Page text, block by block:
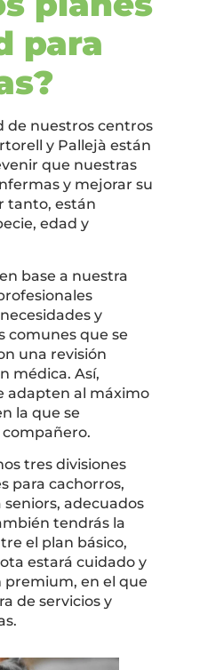
para
de nuestros centros
y Pallejà están
que nuestras
y mejorar su
tanto, están
edad y
base a nuestra
y
comunes que se
una revisión
médica. Así,
adapten al máximo
la que se
tres divisiones
para cachorros,
adecuados
tendrás la
el plan básico,
estará cuidado y
premium, en el que
de servicios y